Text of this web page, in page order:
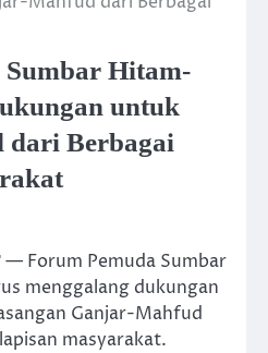
Sumbar Hitam-
untuk
dari Berbagai
— Forum Pemuda Sumbar
menggalang dukungan
Ganjar-Mahfud
masyarakat.